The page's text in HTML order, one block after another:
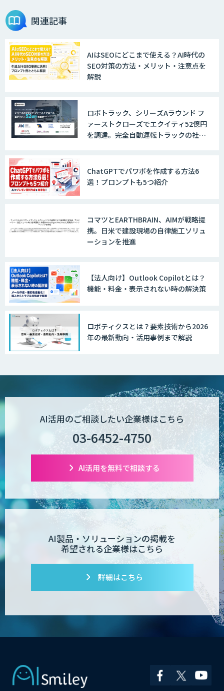
関連記事
AIはSEOにどこまで使える？AI時代の
SEO対策の方法・メリット・注意点を
解説
ロボトラック、シリーズAラウンド フ
ァーストクローズでエクイティ52億円
を調達。完全自動運転トラックの社会
ChatGPTでパワポを作成する方法6
選！プロンプトも5つ紹介
コマツとEARTHBRAIN、AIMが戦略提
携。日米で建設現場の自律施工ソリュ
ーションを推進
【法人向け】Outlook Copilotとは？
機能・料金・表示されない時の解決策
ロボティクスとは？要素技術から2026
年の最新動向・活用事例まで解説
AI活用のご相談したい企業様はこちら
03-6452-4750
AI活用を無料で相談する
AI製品・ソリューションの掲載を
希望される企業様はこちら
詳細はこちら